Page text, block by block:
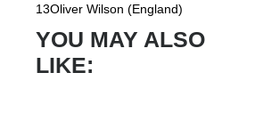
13Oliver Wilson (England)
YOU MAY ALSO
LIKE: